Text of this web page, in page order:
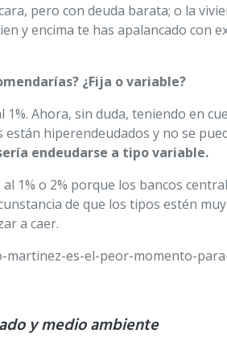
pero con deuda barata; o la
y encima te has apalancado con
¿Fija o variable?
Ahora, sin duda, teniendo en
están hiperendeudados y no se
endeudarse a tipo variable.
1% o 2% porque los bancos
de que los tipos estén
a caer.
es-el-peor-momento-
y medio ambiente